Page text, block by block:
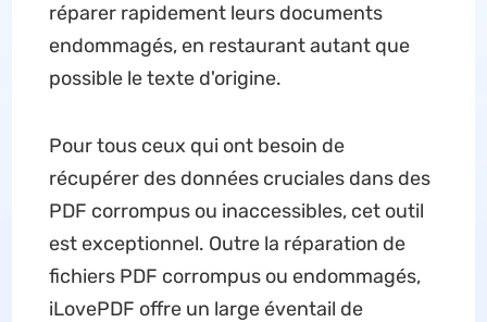
réparer rapidement leurs documents
endommagés, en restaurant autant que
possible le texte d'origine.
Pour tous ceux qui ont besoin de
récupérer des données cruciales dans des
PDF corrompus ou inaccessibles, cet outil
est exceptionnel. Outre la réparation de
fichiers PDF corrompus ou endommagés,
iLovePDF offre un large éventail de